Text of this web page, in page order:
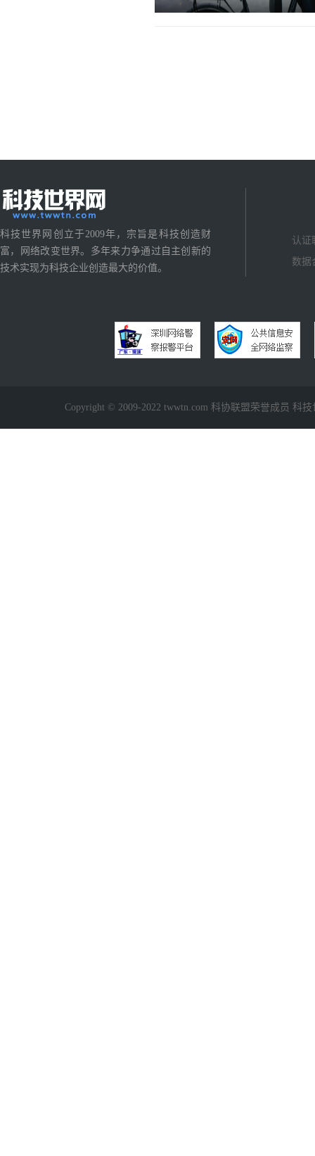
科技世界网创立于2009年，宗旨是科技创造财
富，网络改变世界。多年来力争通过自主创新的
技术实现为科技企业创造最大的价值。
认证
数据
Copyright © 2009-2022 twwtn.com 科协联盟荣誉成员 科